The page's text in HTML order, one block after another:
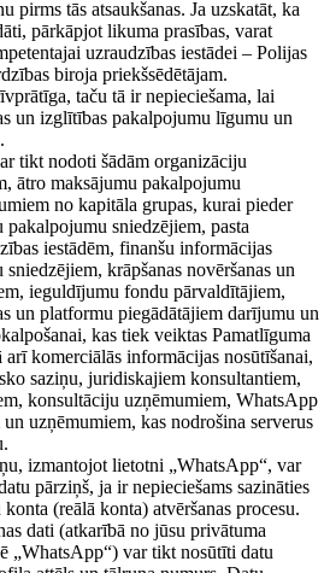
pirms tās atsaukšanas. Ja uzskatāt, ka
pārkāpjot likuma prasības, varat
uzraudzības iestādei – Polijas
biroja priekšsēdētājam.
taču tā ir nepieciešama, lai
un izglītības pakalpojumu līgumu un
tikt nodoti šādām organizāciju
ātro maksājumu pakalpojumu
no kapitāla grupas, kurai pieder
sniedzējiem, pasta
iestādēm, finanšu informācijas
sniedzējiem, krāpšanas novēršanas un
ieguldījumu fondu pārvaldītājiem,
un platformu piegādātājiem darījumu un
kas tiek veiktas Pamatlīguma
arī komerciālās informācijas nosūtīšanai,
saziņu, juridiskajiem konsultantiem,
konsultāciju uzņēmumiem, WhatsApp
uzņēmumiem, kas nodrošina serverus
izmantojot lietotni „WhatsApp“, var
pārziņš, ja ir nepieciešams sazināties
(reālā konta) atvēršanas procesu.
dati (atkarībā no jūsu privātuma
„WhatsApp“) var tikt nosūtīti datu